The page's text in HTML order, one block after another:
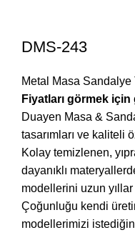
DMS-243
Metal Masa Sandalye
Fiyatları görmek için
Duayen Masa &
tasarımları ve kaliteli
Kolay temizlenen,
dayanıklı
modellerini uzun
Çoğunluğu kendi
modellerimizi